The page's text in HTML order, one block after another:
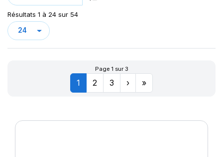
Résultats 1 à 24 sur 54
Page 1 sur 3
1 2 3 › »